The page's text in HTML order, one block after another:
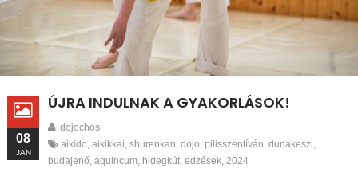
ÚJRA INDULNAK A GYAKORLÁSOK!
dojochosi
aikido, aikikkai, shurenkan, dojo, pilisszentíván, dunakeszi,
budajenő, aquincum, hidegkút, edzések, 2024
08
JAN